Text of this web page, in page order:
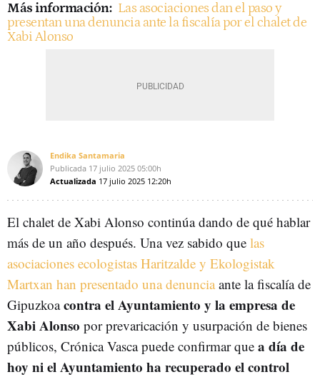
Más información: Las asociaciones dan el paso y
presentan una denuncia ante la fiscalía por el chalet de
Xabi Alonso
Endika Santamaria
Publicada 17 julio 2025 05:00h
Actualizada 17 julio 2025 12:20h
El chalet de Xabi Alonso continúa dando de qué hablar
más de un año después. Una vez sabido que las
asociaciones ecologistas Haritzalde y Ekologistak
Martxan han presentado una denunciaante la fiscalía de
Gipuzkoacontra el Ayuntamiento y la empresa de
Xabi Alonso por prevaricación y usurpación de bienes
públicos, Crónica Vasca puede confirmar que a día de
hoy ni el Ayuntamiento ha recuperado el control